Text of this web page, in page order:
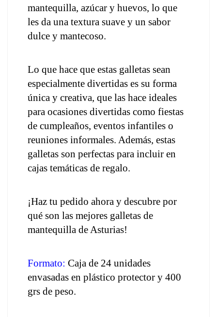
mantequilla, azúcar y huevos, lo que
les da una textura suave y un sabor
dulce y mantecoso.
Lo que hace que estas galletas sean
especialmente divertidas es su forma
única y creativa, que las hace ideales
para ocasiones divertidas como fiestas
de cumpleaños, eventos infantiles o
reuniones informales. Además, estas
galletas son perfectas para incluir en
cajas temáticas de regalo.
¡Haz tu pedido ahora y descubre por
qué son las mejores galletas de
mantequilla de Asturias!
Formato: Caja de 24 unidades
envasadas en plástico protector y 400
grs de peso.